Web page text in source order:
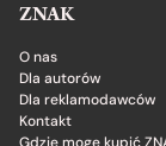
ZNAK
O nas
Dla autorów
Dla reklamodawców
Kontakt